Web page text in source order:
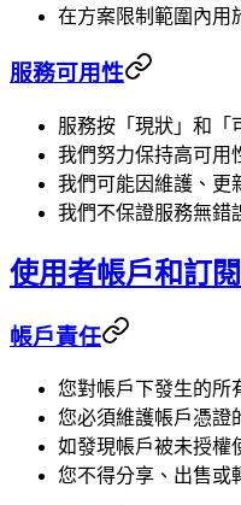
在方案限制範圍內用
服務可用性
服務按「現狀」和「
我們努力保持高可用
我們可能因維護、更
我們不保證服務無錯
使用者帳戶和訂閱
帳戶責任
您對帳戶下發生的所
您必須維護帳戶憑證
如發現帳戶被未授權
您不得分享、出售或